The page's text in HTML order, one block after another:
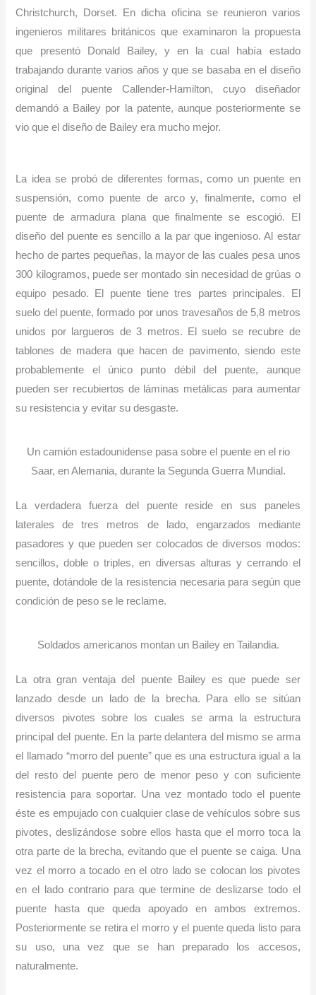
Christchurch, Dorset. En dicha oficina se reunieron varios
ingenieros militares británicos que examinaron la propuesta
que presentó Donald Bailey, y en la cual había estado
trabajando durante varios años y que se basaba en el diseño
original del puente Callender-Hamilton, cuyo diseñador
demandó a Bailey por la patente, aunque posteriormente se
vio que el diseño de Bailey era mucho mejor.
La idea se probó de diferentes formas, como un puente en
suspensión, como puente de arco y, finalmente, como el
puente de armadura plana que finalmente se escogió. El
diseño del puente es sencillo a la par que ingenioso. Al estar
hecho de partes pequeñas, la mayor de las cuales pesa unos
300 kilogramos, puede ser montado sin necesidad de grúas o
equipo pesado. El puente tiene tres partes principales. El
suelo del puente, formado por unos travesaños de 5,8 metros
unidos por largueros de 3 metros. El suelo se recubre de
tablones de madera que hacen de pavimento, siendo este
probablemente el único punto débil del puente, aunque
pueden ser recubiertos de láminas metálicas para aumentar
su resistencia y evitar su desgaste.
Un camión estadounidense pasa sobre el puente en el rio
Saar, en Alemania, durante la Segunda Guerra Mundial.
La verdadera fuerza del puente reside en sus paneles
laterales de tres metros de lado, engarzados mediante
pasadores y que pueden ser colocados de diversos modos:
sencillos, doble o triples, en diversas alturas y cerrando el
puente, dotándole de la resistencia necesaria para según que
condición de peso se le reclame.
Soldados americanos montan un Bailey en Tailandia.
La otra gran ventaja del puente Bailey es que puede ser
lanzado desde un lado de la brecha. Para ello se sitúan
diversos pivotes sobre los cuales se arma la estructura
principal del puente. En la parte delantera del mismo se arma
el llamado “morro del puente” que es una estructura igual a la
del resto del puente pero de menor peso y con suficiente
resistencia para soportar. Una vez montado todo el puente
éste es empujado con cualquier clase de vehículos sobre sus
pivotes, deslizándose sobre ellos hasta que el morro toca la
otra parte de la brecha, evitando que el puente se caiga. Una
vez el morro a tocado en el otro lado se colocan los pivotes
en el lado contrario para que termine de deslizarse todo el
puente hasta que queda apoyado en ambos extremos.
Posteriormente se retira el morro y el puente queda listo para
su uso, una vez que se han preparado los accesos,
naturalmente.